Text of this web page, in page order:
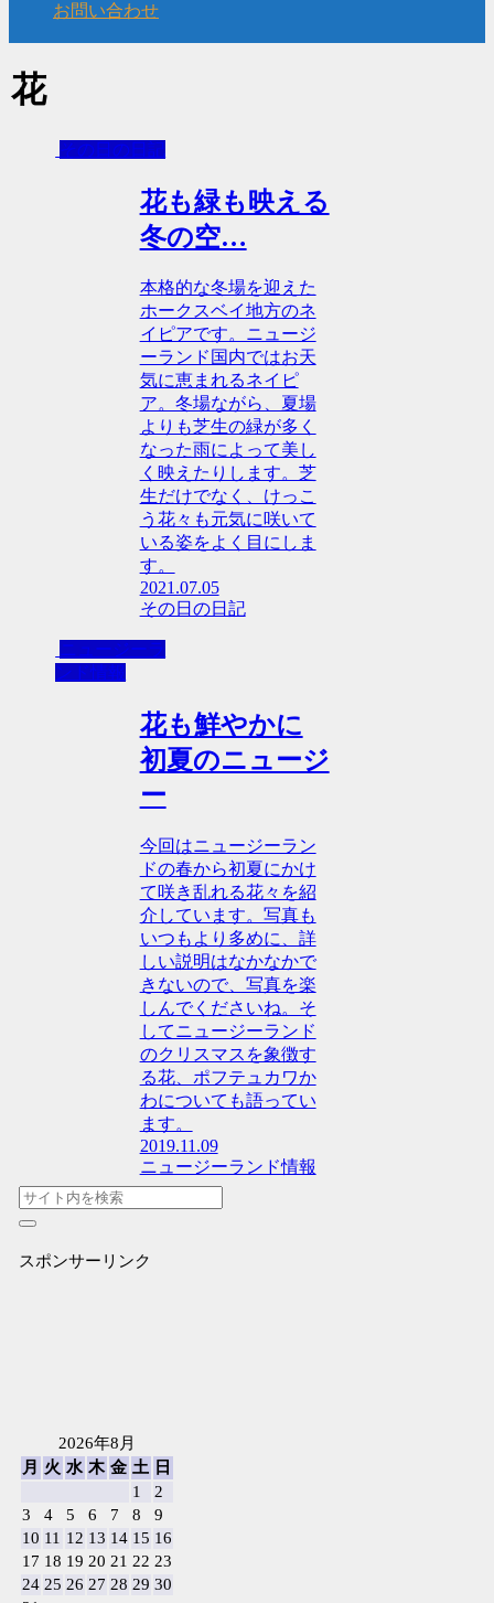
お問い合わせ
花
その日の日記
花も緑も映える
冬の空…
本格的な冬場を迎えた
ホークスベイ地方のネ
イピアです。ニュージ
ーランド国内ではお天
気に恵まれるネイピ
ア。冬場ながら、夏場
よりも芝生の緑が多く
なった雨によって美し
く映えたりします。芝
生だけでなく、けっこ
う花々も元気に咲いて
いる姿をよく目にしま
す。
2021.07.05
その日の日記
ニュージーラ
ンド情報
花も鮮やかに
初夏のニュージ
ー
今回はニュージーラン
ドの春から初夏にかけ
て咲き乱れる花々を紹
介しています。写真も
いつもより多めに、詳
しい説明はなかなかで
きないので、写真を楽
しんでくださいね。そ
してニュージーランド
のクリスマスを象徴す
る花、ポフテュカワか
わについても語ってい
ます。
2019.11.09
ニュージーランド情報
スポンサーリンク
2026年8月
月
火 水 木 金 土
日
1
2
3
4 5 6 7 8
9
10 11 12 13 14 15 16
17 18 19 20 21 22 23
24 25 26 27 28 29 30